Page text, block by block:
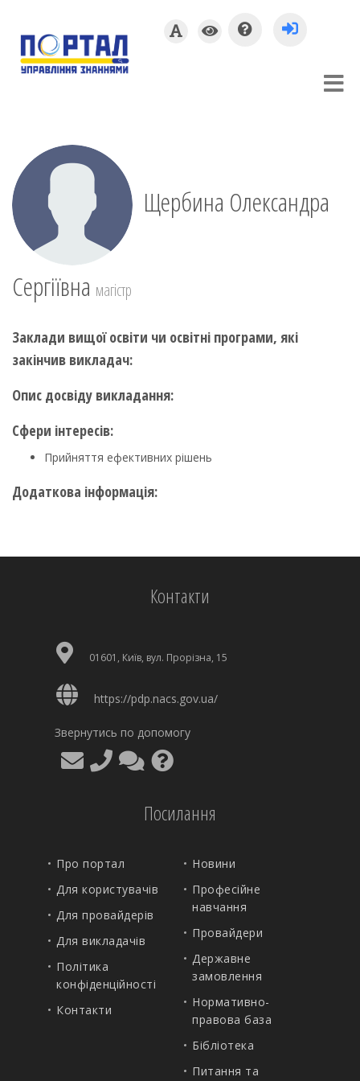
Щербина Олександра
Сергіївна магістр
Заклади вищої освіти чи освітні програми, які
закінчив викладач:
Опис досвіду викладання:
Сфери інтересів:
Прийняття ефективних рішень
Додаткова інформація:
Контакти
01601, Київ, вул. Прорізна, 15
https://pdp.nacs.gov.ua/
Звернутись по допомогу
Посилання
Про портал
Для користувачів
Для провайдерів
Для викладачів
Політика
конфіденційності
Контакти
Новини
Професійне
навчання
Провайдери
Державне
замовлення
Нормативно-
правова база
Бібліотека
Питання та